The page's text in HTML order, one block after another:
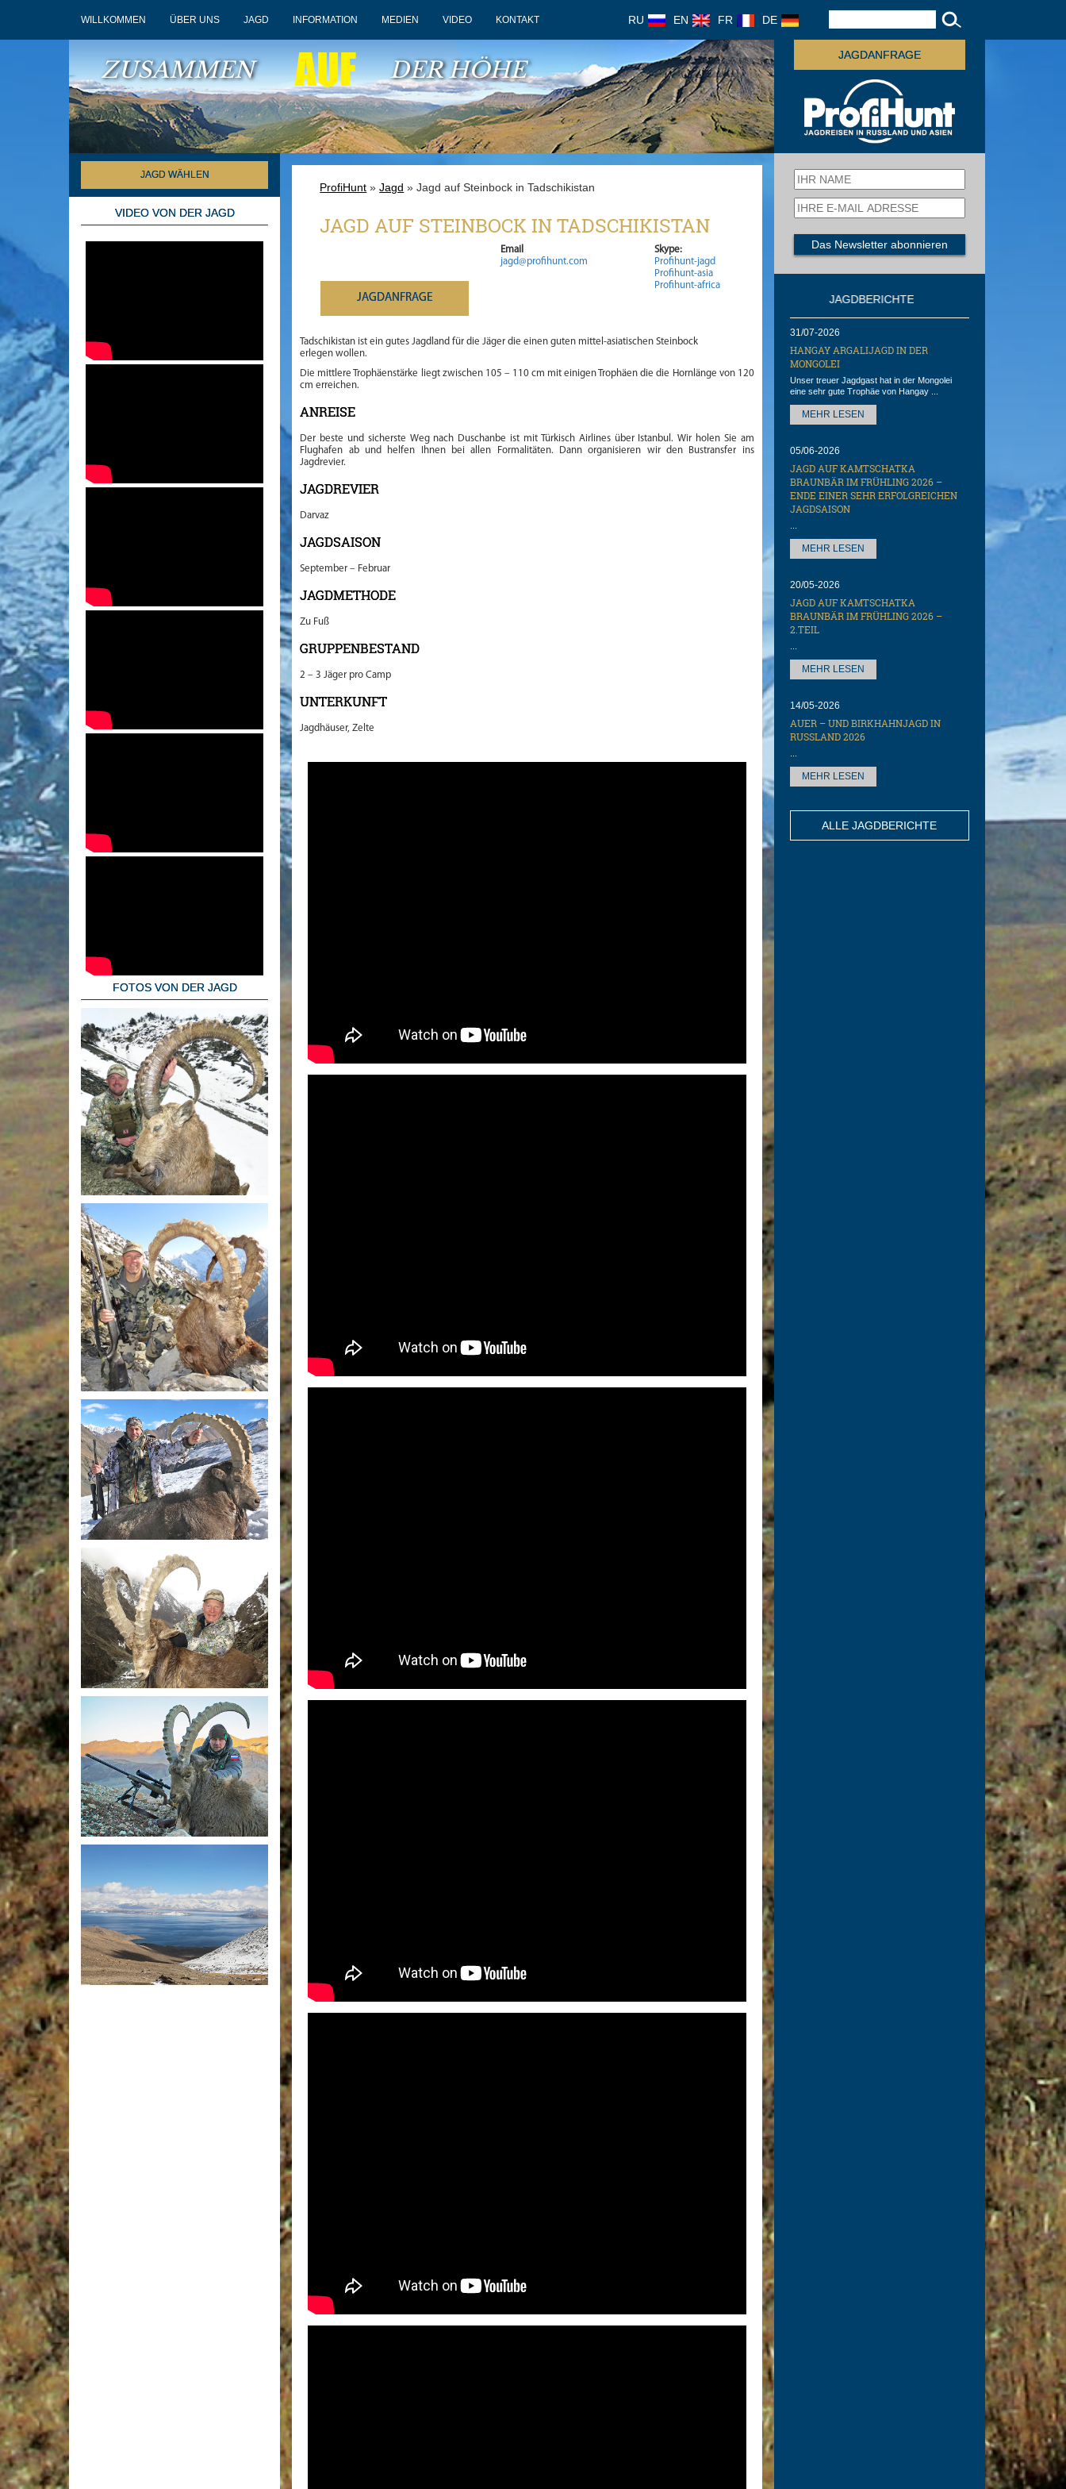
WILLKOMMEN ÜBER UNS JAGD INFORMATION MEDIEN VIDEO KONTAKT RU EN FR DE
ZUSAMMEN AUF DER HÖHE
JAGDANFRAGE
JAGD WÄHLEN
VIDEO VON DER JAGD
FOTOS VON DER JAGD
ProfiHunt »Jagd » Jagd auf Steinbock in Tadschikistan
JAGD AUF STEINBOCK IN TADSCHIKISTAN
JAGDANFRAGE
Email
jagd@profihunt.com
Skype:
Profihunt-jagd
Profihunt-asia
Profihunt-africa
Tadschikistan ist ein gutes Jagdland für die Jäger die einen guten mittel-asiatischen Steinbock
erlegen wollen.
Die mittlere Trophäenstärke liegt zwischen 105 – 110 cm mit einigen Trophäen die die Hornlänge von 120
cm erreichen.
ANREISE
Der beste und sicherste Weg nach Duschanbe ist mit Türkisch Airlines über Istanbul. Wir holen Sie am
Flughafen ab und helfen Ihnen bei allen Formalitäten. Dann organisieren wir den Bustransfer ins
Jagdrevier.
JAGDREVIER
Darvaz
JAGDSAISON
September – Februar
JAGDMETHODE
Zu Fuß
GRUPPENBESTAND
2 – 3 Jäger pro Camp
UNTERKUNFT
Jagdhäuser, Zelte
JAGDBERICHTE
31/07-2026
HANGAY ARGALIJAGD IN DER
MONGOLEI
Unser treuer Jagdgast hat in der Mongolei
eine sehr gute Trophäe von Hangay ...
MEHR LESEN
05/06-2026
JAGD AUF KAMTSCHATKA
BRAUNBÄR IM FRÜHLING 2026 –
ENDE EINER SEHR ERFOLGREICHEN
JAGDSAISON
MEHR LESEN
20/05-2026
JAGD AUF KAMTSCHATKA
BRAUNBÄR IM FRÜHLING 2026 –
2.TEIL
MEHR LESEN
14/05-2026
AUER – UND BIRKHAHNJAGD IN
RUSSLAND 2026
MEHR LESEN
ALLE JAGDBERICHTE